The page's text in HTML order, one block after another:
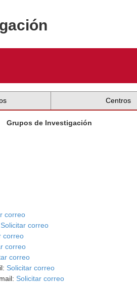
Centros
Grupos de Investigación
correo
Solicitar correo
correo
correo
correo
Solicitar correo
Solicitar correo